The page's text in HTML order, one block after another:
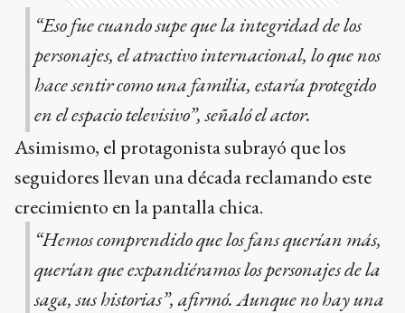
“Eso fue cuando supe que la integridad de los
personajes, el atractivo internacional, lo que nos
hace sentir como una familia, estaría protegido
en el espacio televisivo”, señaló el actor.
Asimismo, el protagonista subrayó que los
seguidores llevan una década reclamando este
crecimiento en la pantalla chica.
“Hemos comprendido que los fans querían más,
querían que expandiéramos los personajes de la
saga, sus historias”, afirmó. Aunque no hay una